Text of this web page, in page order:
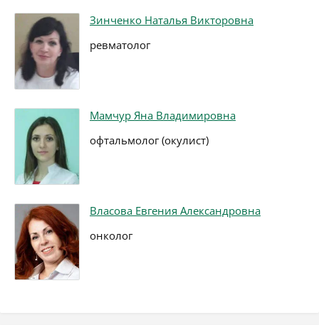
Зинченко Наталья Викторовна
ревматолог
Мамчур Яна Владимировна
офтальмолог (окулист)
Власова Евгения Александровна
онколог